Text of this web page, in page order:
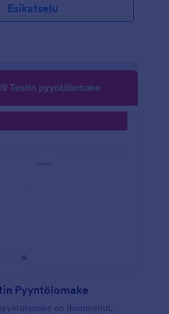
Esikatselu
Pyyntölomake
on dokumentti,